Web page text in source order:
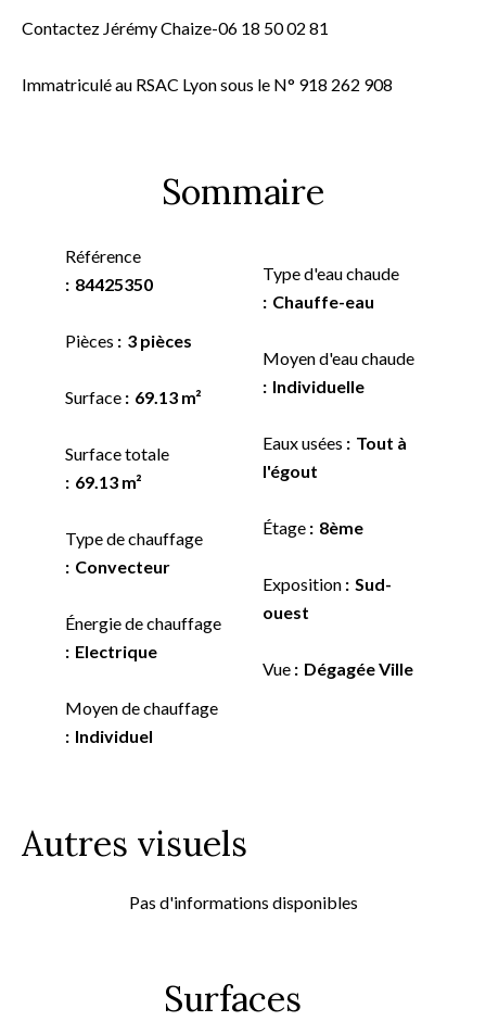
Contactez Jérémy Chaize-06 18 50 02 81
Immatriculé au RSAC Lyon sous le N° 918 262 908
Sommaire
Référence
84425350
Pièces 3 pièces
Surface 69.13 m²
Surface totale
69.13 m²
Type de chauffage
Convecteur
Énergie de chauffage
Electrique
Moyen de chauffage
Individuel
Type d'eau chaude
Chauffe-eau
Moyen d'eau chaude
Individuelle
Eaux usées
Tout à
l'égout
Étage 8ème
Exposition
Sud-
ouest
Vue Dégagée Ville
Autres visuels
Pas d'informations disponibles
Surfaces